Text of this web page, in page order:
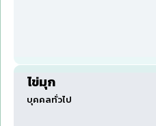
ไข่มุก
บุคคลทั่วไป